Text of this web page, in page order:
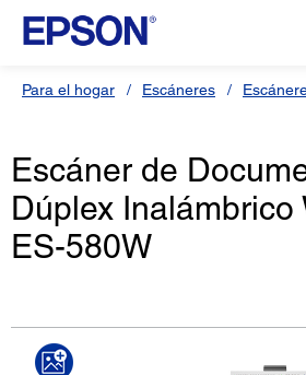
Para el hogar Escáneres
Escáner de
Dúplex Inalámbrico
ES-580W